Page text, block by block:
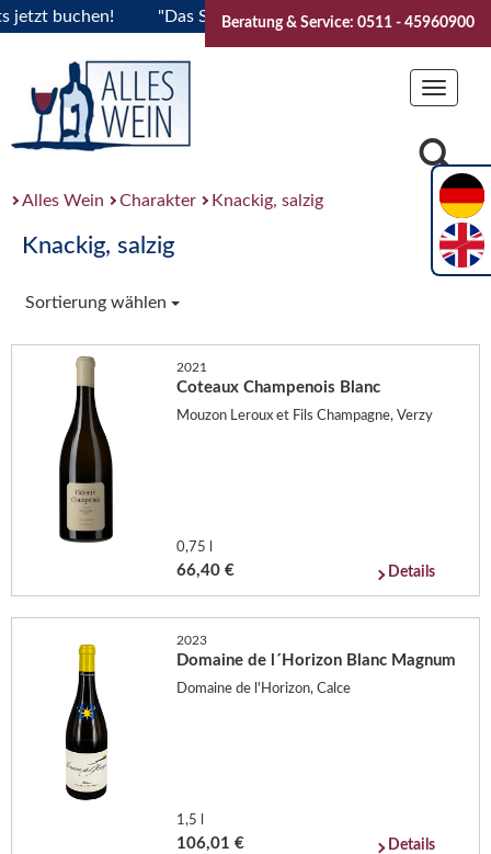
buchen! "Das Sommerfest 2026" Vive la
Beratung & Service: 0511 - 45960900
Toggle
Alles Wein Charakter Knackig, salzig
Knackig, salzig
Sortierung wählen
2021
Coteaux Champenois Blanc
Mouzon Leroux et Fils Champagne, Verzy
0,75 l
66,40 € Details
2023
Domaine de l´Horizon Blanc Magnum
Domaine de l'Horizon, Calce
1,5 l
106,01 € Details